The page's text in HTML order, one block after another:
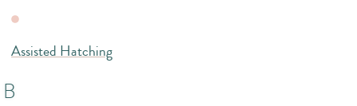
Assisted Hatching
B